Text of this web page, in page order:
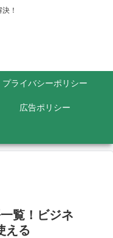
！
プライバシーポリシー
広告ポリシー
覧！ビジネ
える